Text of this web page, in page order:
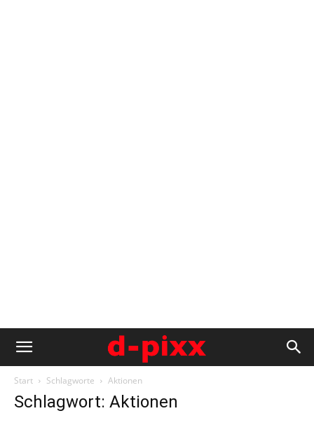
Start Schlagworte Aktionen
Schlagwort: Aktionen